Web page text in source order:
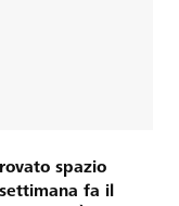
spazio
fa il